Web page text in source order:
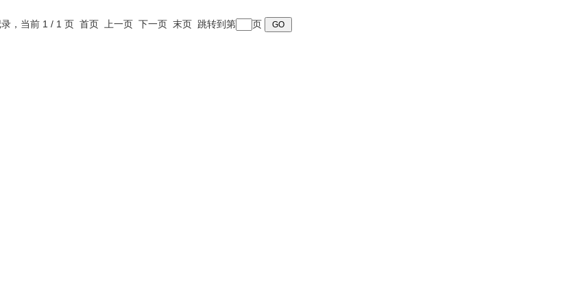
录，当前 1 / 1 页 首页 上一页 下一页 末页 跳转到第 页